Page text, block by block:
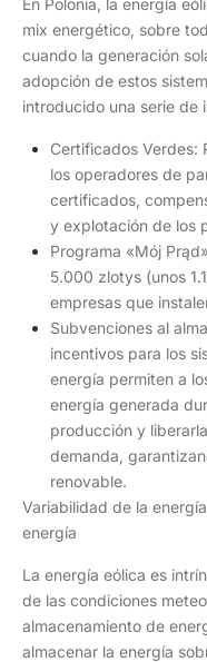
En Polonia, la energía
mix energético, sobre
cuando la generación
adopción de estos
introducido una serie de
Certificados Verdes:
los operadores de
certificados,
y explotación de los
Programa «Mój
5.000 zlotys (unos
empresas que
Subvenciones al
incentivos para los
energía permiten a
energía generada
producción y
demanda,
renovable.
Variabilidad de la
energía
La energía eólica es
de las condiciones
almacenamiento de
almacenar la energía